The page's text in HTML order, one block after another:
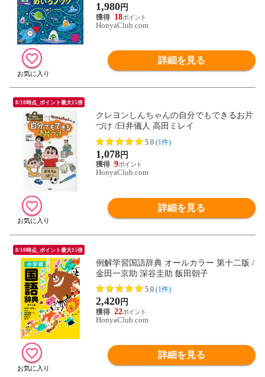
1,980円
18
HonyaClub.com
詳細を見る
8/10時点_ポイント最大15倍
クレヨンしんちゃんの自分でもできるお片
づけ /臼井儀人 高田ミレイ
5.0 (1件)
1,078円
9
HonyaClub.com
詳細を見る
8/10時点_ポイント最大15倍
例解学習国語辞典 オールカラー 第十二版 /
金田一京助 深谷圭助 飯田朝子
5.0 (1件)
2,420円
22
HonyaClub.com
詳細を見る